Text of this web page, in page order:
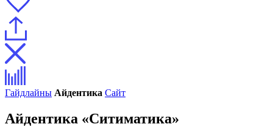
Гайдлайны Айдентика Сайт
Айдентика «Ситиматика»